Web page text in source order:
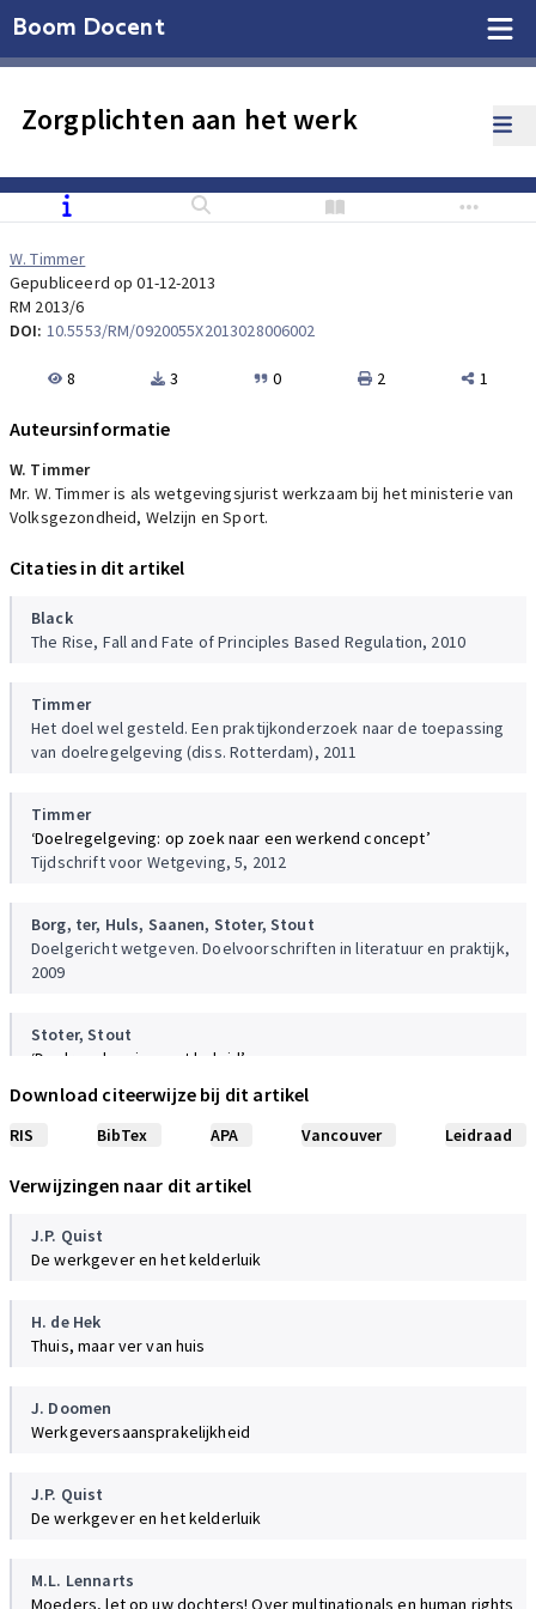
Boom Docent
Zorgplichten aan het werk
W. Timmer
Gepubliceerd op 01-12-2013
RM 2013/6
DOI: 10.5553/RM/0920055X2013028006002
8 3 0 2 1
Auteursinformatie
W. Timmer
Mr. W. Timmer is als wetgevingsjurist werkzaam bij het ministerie van
Volksgezondheid, Welzijn en Sport.
Citaties in dit artikel
Black
The Rise, Fall and Fate of Principles Based Regulation, 2010
Timmer
Het doel wel gesteld. Een praktijkonderzoek naar de toepassing
van doelregelgeving (diss. Rotterdam), 2011
Timmer
‘Doelregelgeving: op zoek naar een werkend concept’
Tijdschrift voor Wetgeving, 5, 2012
Borg, ter, Huls, Saanen, Stoter, Stout
Doelgericht wetgeven. Doelvoorschriften in literatuur en praktijk,
2009
Stoter,Stout
‘Doelregelgeving met beleid’
Black
Gestel, van
Zelfregulering, milieuzorg en bedrijven (diss. Tilburg), 2000
Westerman
Vormen van (de?)regulering, 04, 2008
BeckerKirwan,
Changing Regulation: Controlling Risks in Society, 2, 2002
Taekema
Het probleem van pragmatisme. Een vertrekpunt voor
Erp, vanBarkhuijsen,Ouden, den,Polak
Download citeerwijze bij dit artikel
RIS BibTex APA Vancouver Leidraad
Verwijzingen naar dit artikel
J.P. Quist
De werkgever en het kelderluik
H. de Hek
Thuis, maar ver van huis
J. Doomen
Werkgeversaansprakelijkheid
J.P. Quist
De werkgever en het kelderluik
M.L. Lennarts
Moeders, let op uw dochters! Over multinationals en human rights